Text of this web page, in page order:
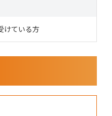
けている方